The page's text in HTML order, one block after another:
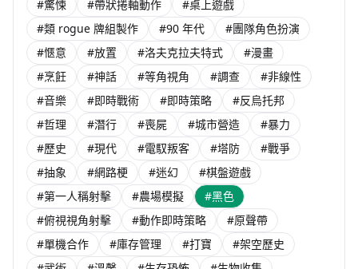
#驚悚
#帶狀捲軸動作
#桌上遊戲
#類 rogue 牌組製作
#90 年代
#團隊角色扮演
#愜意
#放置 #洛夫克拉夫特式
#漫畫
#烹飪
#神話 #等角視角 #調查
#非線性
#音樂
#即時戰術 #即時策略
#反烏托邦
#哲理
#潛行 #喪屍 #城市營造
#暴力
#歷史
#現代 #電馭叛客 #塔防
#戰爭
#抽象
#網路梗 #迷幻
#棋盤遊戲
#第一人稱射擊
#農場模擬
#黑色
#俯視視角射擊
#動作即時策略
#原聲帶
#單機合作
#庫存管理 #打寶
#架空歷史